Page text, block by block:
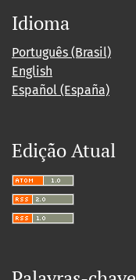
Idioma
Português (Brasil)
English
Español (España)
Edição Atual